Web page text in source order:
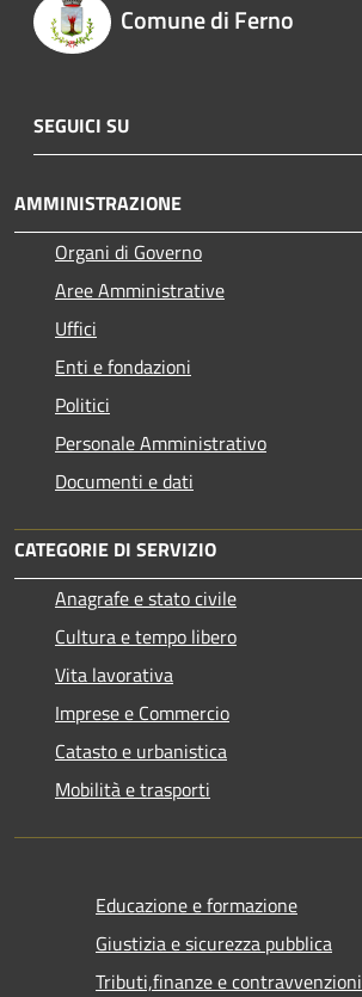
Comune di Ferno
SEGUICI SU
AMMINISTRAZIONE
Organi di Governo
Aree Amministrative
Uffici
Enti e fondazioni
Politici
Personale Amministrativo
Documenti e dati
CATEGORIE DI SERVIZIO
Anagrafe e stato civile
Cultura e tempo libero
Vita lavorativa
Imprese e Commercio
Catasto e urbanistica
Mobilità e trasporti
Educazione e formazione
Giustizia e sicurezza pubblica
Tributi,finanze e contravvenzioni